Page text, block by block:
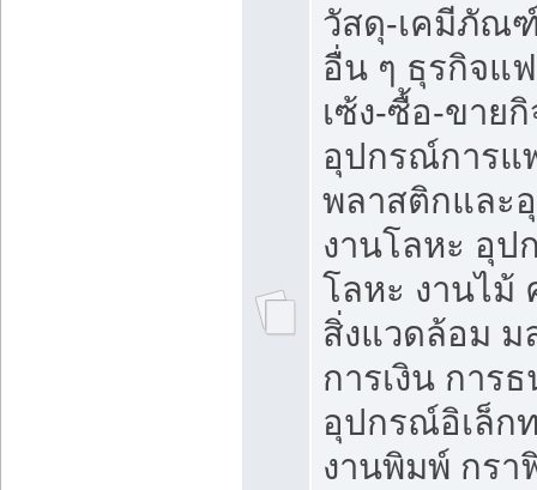
วัสดุ-เคมีภัณ
อื่น ๆ ธุรกิจแ
เซ้ง-ซื้อ-ขาย
อุปกรณ์การแ
พลาสติกและ
งานโลหะ อุป
โลหะ งานไม้
สิ่งแวดล้อม ม
การเงิน การ
อุปกรณ์อิเล็ก
งานพิมพ์ กรา